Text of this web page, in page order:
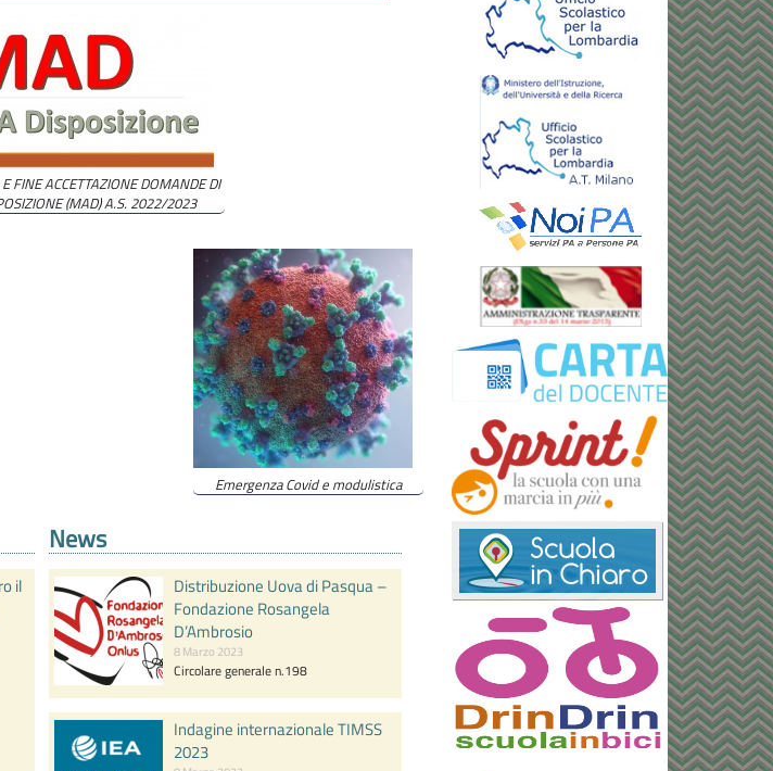
FINE ACCETTAZIONE DOMANDE DI
(MAD) A.S. 2022/2023
Emergenza Covid e modulistica
il
News
Distribuzione Uova di Pasqua –
Fondazione Rosangela
D’Ambrosio
8 Marzo 2023
Circolare generale n.198
Indagine internazionale TIMSS
2023